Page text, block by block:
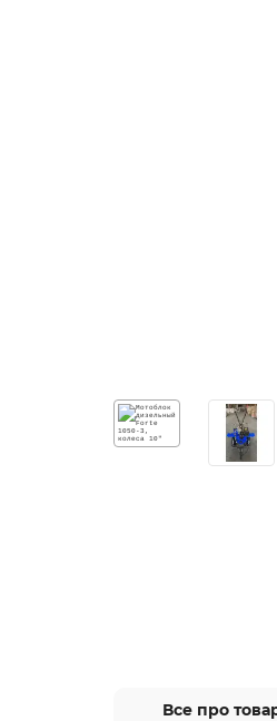
Все про